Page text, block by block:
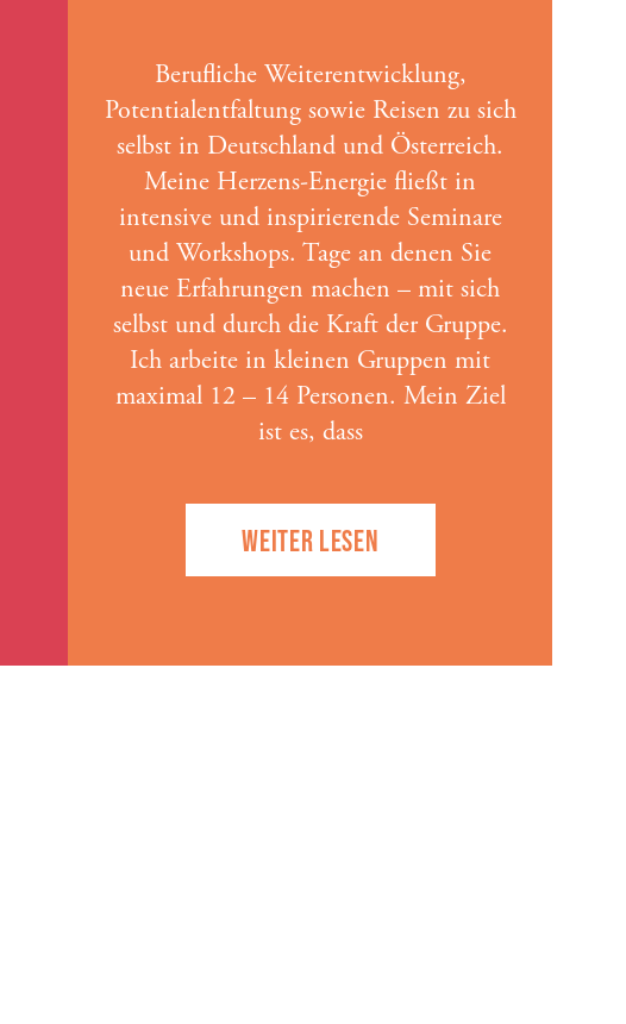
Berufliche Weiterentwicklung,
Potentialentfaltung sowie Reisen zu sich
selbst in Deutschland und Österreich.
Meine Herzens-Energie fließt in
intensive und inspirierende Seminare
und Workshops. Tage an denen Sie
neue Erfahrungen machen – mit sich
selbst und durch die Kraft der Gruppe.
Ich arbeite in kleinen Gruppen mit
maximal 12 – 14 Personen. Mein Ziel
ist es, dass
WEITER LESEN